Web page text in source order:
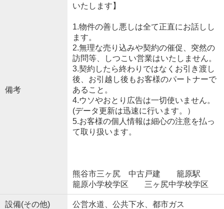
備考
いたします】
1.物件の善し悪しは全て正直にお話しし
ます。
2.無理な売り込みや契約の催促、突然の
訪問等、しつこい営業はいたしません。
3.契約したら終わりではなくお引き渡し
後、お引越し後もお客様のパートナーで
あること。
4.ウソやおとり広告は一切使いません。
(データ更新は迅速に行います。）
5.お客様の個人情報は細心の注意を払っ
て取り扱います。
熊谷市三ヶ尻 中古戸建 籠原駅
籠原小学校学区 三ヶ尻中学校学区
設備(その他) 公営水道、公共下水、都市ガス